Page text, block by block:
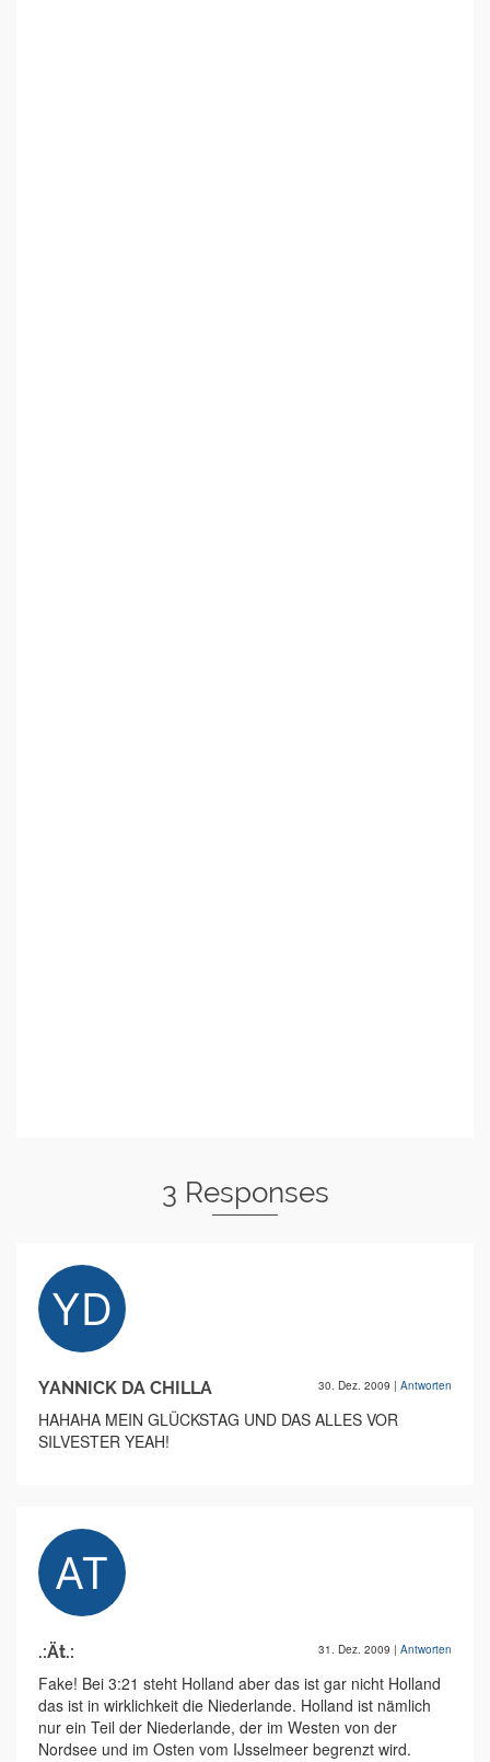
3 Responses
YANNICK DA CHILLA 30. Dez. 2009 | Antworten
HAHAHA MEIN GLÜCKSTAG UND DAS ALLES VOR
SILVESTER YEAH!
.:Ät.: 31. Dez. 2009 | Antworten
Fake! Bei 3:21 steht Holland aber das ist gar nicht Holland
das ist in wirklichkeit die Niederlande. Holland ist nämlich
nur ein Teil der Niederlande, der im Westen von der
Nordsee und im Osten vom IJsselmeer begrenzt wird.